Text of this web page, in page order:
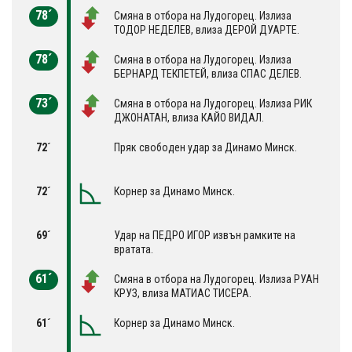
78´
Смяна в отбора на Лудогорец. Излиза
ТОДОР НЕДЕЛЕВ, влиза ДЕРОЙ ДУАРТЕ.
78´
Смяна в отбора на Лудогорец. Излиза
БЕРНАРД ТЕКПЕТЕЙ, влиза СПАС ДЕЛЕВ.
73´
Смяна в отбора на Лудогорец. Излиза РИК
ДЖОНАТАН, влиза КАЙО ВИДАЛ.
72´ Пряк свободен удар за Динамо Минск.
72´ Корнер за Динамо Минск.
69´
Удар на ПЕДРО ИГОР извън рамките на
вратата.
61´
Смяна в отбора на Лудогорец. Излиза РУАН
КРУЗ, влиза МАТИАС ТИСЕРА.
61´ Корнер за Динамо Минск.